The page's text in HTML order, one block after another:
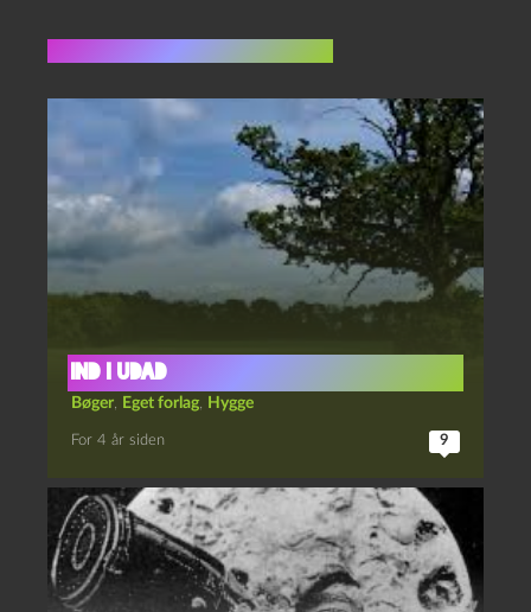
Ind i udad
Bøger, Eget forlag, Hygge
For 4 år siden 9